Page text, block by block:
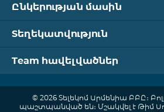
Ընկերության մասին
Տեղեկատվություն
Team հավելվածներ
© 2026 Տելեկոմ Արմենիա ԲԲԸ։
պաշտպանված են։ Մշակվել է Թիմ